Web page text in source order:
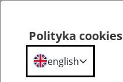
Polityka cookies
english